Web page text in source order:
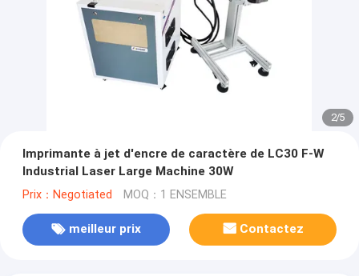
2/5
Imprimante à jet d'encre de caractère de LC30 F-W
Industrial Laser Large Machine 30W
Prix：Negotiated MOQ：1 ENSEMBLE
meilleur prix Contactez